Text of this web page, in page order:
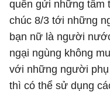
quên gửi những tấm
chúc 8/3 tới những
bạn nữ là người
ngại ngùng không
với những người
thì có thể sử dụng